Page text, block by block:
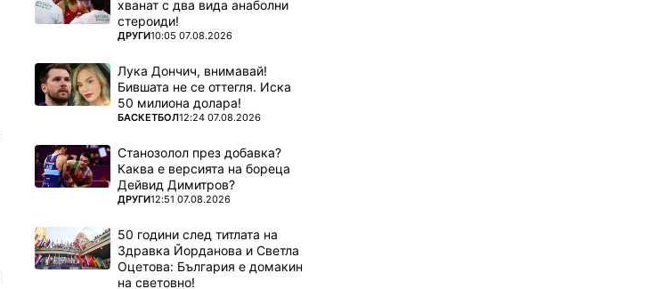
хванат с два вида анаболни
стероиди!
ПОВЕЧЕ ОТ
ДРУГИ10:05 07.08.2026
Лука Дончич, внимавай!
Бившата не се оттегля. Иска
50 милиона долара!
ПОВЕЧЕ ОТ
БАСКЕТБОЛ12:24 07.08.2026
Станозолол през добавка?
Каква е версията на бореца
Дейвид Димитров?
ПОВЕЧЕ ОТ
ДРУГИ12:51 07.08.2026
50 години след титлата на
Здравка Йорданова и Светла
Оцетова: България е домакин
на световно!